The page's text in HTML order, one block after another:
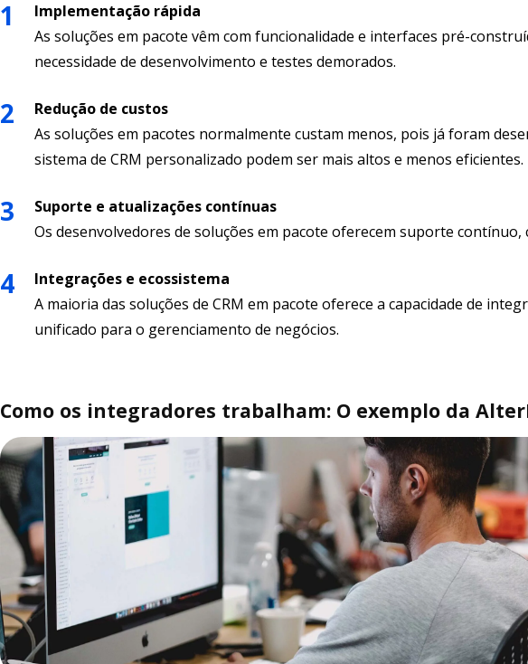
Implementação rápida
As soluções em pacote vêm com funcionalidade e interfaces pré-
necessidade de desenvolvimento e testes demorados.
Redução de custos
As soluções em pacotes normalmente custam menos, pois já foram
sistema de CRM personalizado podem ser mais altos e menos eficientes.
Suporte e atualizações contínuas
Os desenvolvedores de soluções em pacote oferecem suporte
Integrações e ecossistema
A maioria das soluções de CRM em pacote oferece a capacidade de
unificado para o gerenciamento de negócios.
Como os integradores trabalham: O exemplo da